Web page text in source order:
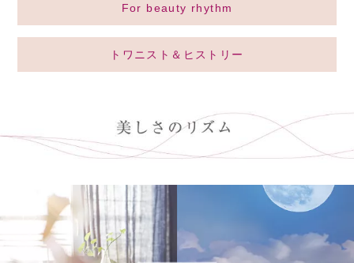
For beauty rhythm
トワニスト＆ヒストリー